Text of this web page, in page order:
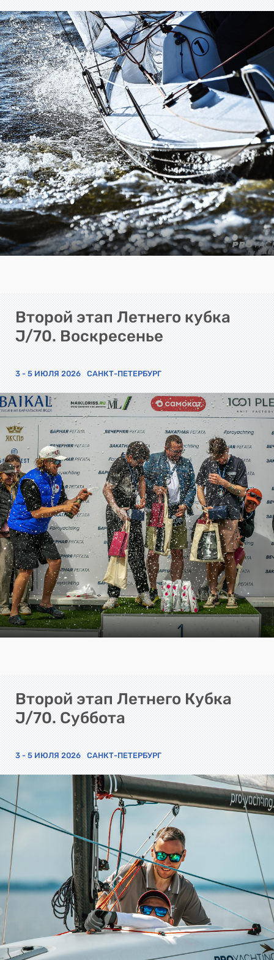
Второй этап Летнего кубка
J/70. Воскресенье
3 - 5 ИЮЛЯ 2026 САНКТ-ПЕТЕРБУРГ
Второй этап Летнего Кубка
J/70. Суббота
3 - 5 ИЮЛЯ 2026 САНКТ-ПЕТЕРБУРГ